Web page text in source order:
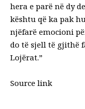
hera e parë në dy
kështu që ka pak
njëfarë emocioni
do të sjell të gjithë
Lojërat.”
Source link